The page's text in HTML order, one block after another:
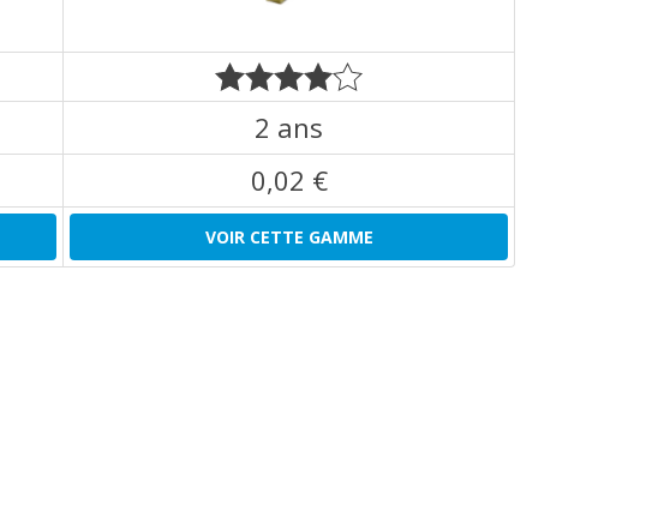
2 ans
0,02 €
VOIR CETTE GAMME